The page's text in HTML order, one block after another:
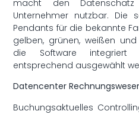
macht den
Unternehmer nutzbar. Die
Pendants für die bekannte
gelben, grünen, weißen
die Software integriert
entsprechend ausgewählt
Datencenter
Buchungsaktuelles